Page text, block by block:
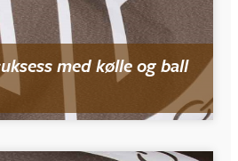
med kølle og ball